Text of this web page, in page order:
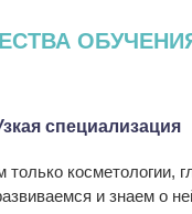
специализация
косметологии,
и знаем о